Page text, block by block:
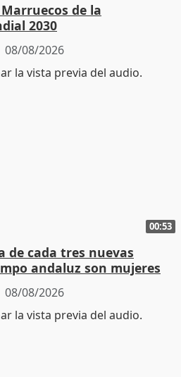
de la
2030
08/08/2026
00:53
de cada tres nuevas
andaluz son mujeres
08/08/2026